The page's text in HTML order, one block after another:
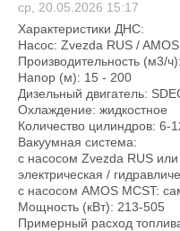
ср, 20.05.2026 15:17
Характеристики ДНС:
Насос: Zvezda RUS /
Производительность (м3/
Напор (м): 15 - 200
Дизельный двигатель:
Охлаждение: жидкостное
Количество цилиндров: 6-
Вакуумная система:
с насосом Zvezda RUS
электрическая /
с насосом AMOS MCST:
Мощность (кВт): 213-505
Примерный расход